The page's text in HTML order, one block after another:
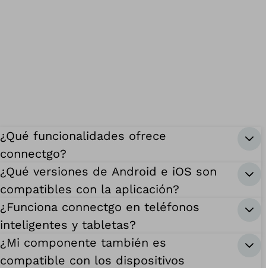
¿Qué funcionalidades ofrece
connectgo?
¿Qué versiones de Android e iOS son
compatibles con la aplicación?
¿Funciona connectgo en teléfonos
inteligentes y tabletas?
¿Mi componente también es
compatible con los dispositivos